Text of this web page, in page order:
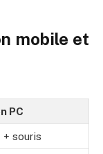
mobile et
PC
+ souris